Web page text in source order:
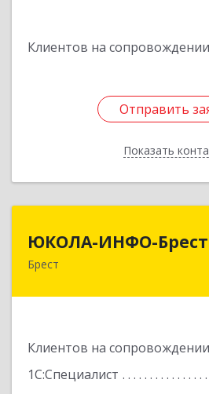
Клиентов на сопровождении
Отправить
Показать
Отправить
Назад
ЮКОЛА-ИНФО-Брест
Брест
Клиентов на сопровождении
1С:Специалист
224023 г. Брест, ул.